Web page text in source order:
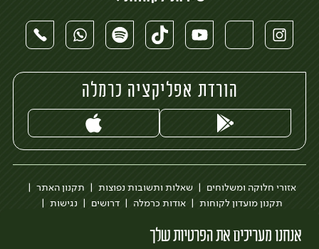
אנחנו מעריכים את הפרטיות שלך
הורדת אפליקציה כרמלה
אזורי חלוקה ומשלוחים שאלות ותשובות נפוצות
תקנון האתר
תקנון מועדון לקוחות
אודות כרמלה דרושים
נגישות
לצפייה בעדכון מדיניות פרטיות